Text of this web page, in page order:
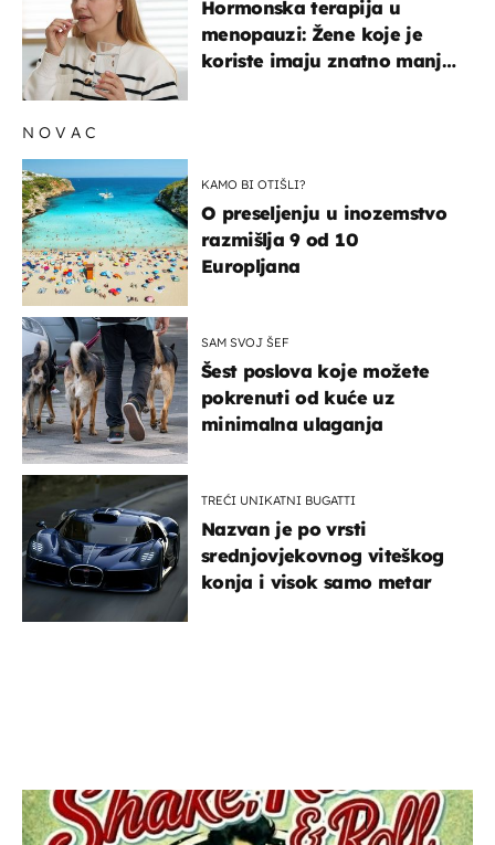
Hormonska terapija u
menopauzi: Žene koje je
koriste imaju znatno manji
NOVAC
KAMO BI OTIŠLI?
O preseljenju u inozemstvo
razmišlja 9 od 10
Europljana
SAM SVOJ ŠEF
Šest poslova koje možete
pokrenuti od kuće uz
minimalna ulaganja
TREĆI UNIKATNI BUGATTI
Nazvan je po vrsti
srednjovjekovnog viteškog
konja i visok samo metar